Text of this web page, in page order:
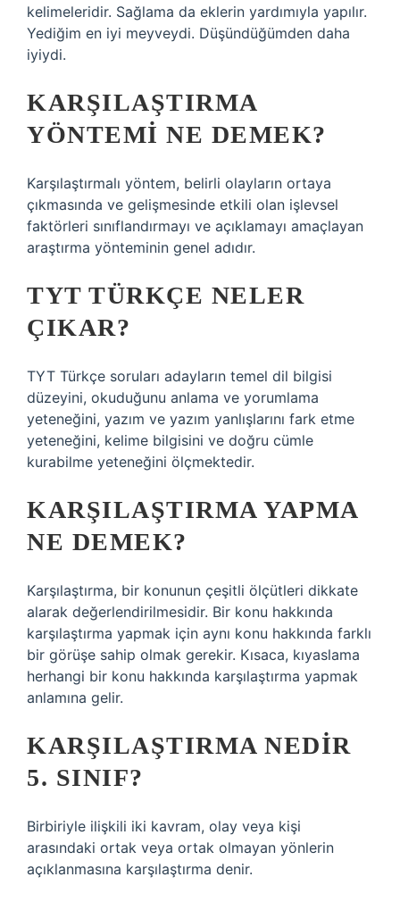
kelimeleridir. Sağlama da eklerin yardımıyla yapılır.
Yediğim en iyi meyveydi. Düşündüğümden daha
iyiydi.
KARŞILAŞTIRMA
YÖNTEMI NE DEMEK?
Karşılaştırmalı yöntem, belirli olayların ortaya
çıkmasında ve gelişmesinde etkili olan işlevsel
faktörleri sınıflandırmayı ve açıklamayı amaçlayan
araştırma yönteminin genel adıdır.
TYT TÜRKÇE NELER
ÇIKAR?
TYT Türkçe soruları adayların temel dil bilgisi
düzeyini, okuduğunu anlama ve yorumlama
yeteneğini, yazım ve yazım yanlışlarını fark etme
yeteneğini, kelime bilgisini ve doğru cümle
kurabilme yeteneğini ölçmektedir.
KARŞILAŞTIRMA YAPMA
NE DEMEK?
Karşılaştırma, bir konunun çeşitli ölçütleri dikkate
alarak değerlendirilmesidir. Bir konu hakkında
karşılaştırma yapmak için aynı konu hakkında farklı
bir görüşe sahip olmak gerekir. Kısaca, kıyaslama
herhangi bir konu hakkında karşılaştırma yapmak
anlamına gelir.
KARŞILAŞTIRMA NEDIR
5. SINIF?
Birbiriyle ilişkili iki kavram, olay veya kişi
arasındaki ortak veya ortak olmayan yönlerin
açıklanmasına karşılaştırma denir.